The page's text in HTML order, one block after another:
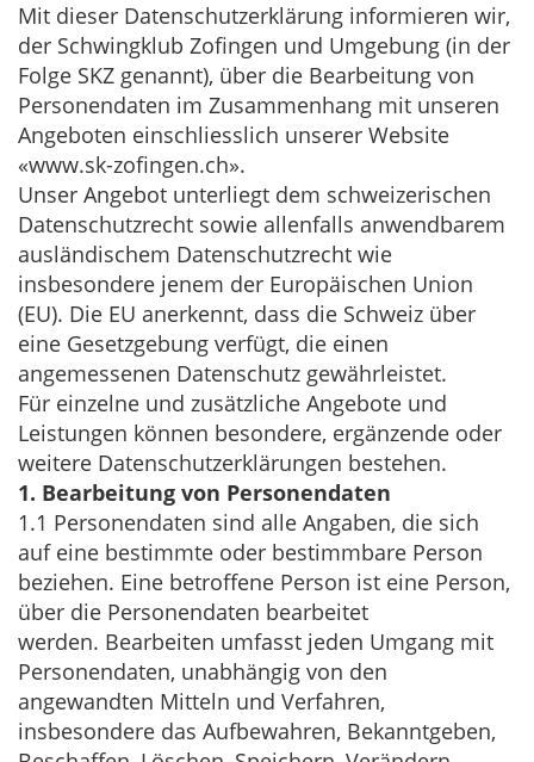
Mit dieser Datenschutzerklärung informieren wir,
der Schwingklub Zofingen und Umgebung (in der
Folge SKZ genannt), über die Bearbeitung von
Personendaten im Zusammenhang mit unseren
Angeboten einschliesslich unserer Website
«www.sk-zofingen.ch».
Unser Angebot unterliegt dem schweizerischen
Datenschutzrecht sowie allenfalls anwendbarem
ausländischem Datenschutzrecht wie
insbesondere jenem der Europäischen Union
(EU). Die EU anerkennt, dass die Schweiz über
eine Gesetzgebung verfügt, die einen
angemessenen Datenschutz gewährleistet.
Für einzelne und zusätzliche Angebote und
Leistungen können besondere, ergänzende oder
weitere Datenschutzerklärungen bestehen.
1. Bearbeitung von Personendaten
1.1 Personendaten sind alle Angaben, die sich
auf eine bestimmte oder bestimmbare Person
beziehen. Eine betroffene Person ist eine Person,
über die Personendaten bearbeitet
werden. Bearbeiten umfasst jeden Umgang mit
Personendaten, unabhängig von den
angewandten Mitteln und Verfahren,
insbesondere das Aufbewahren, Bekanntgeben,